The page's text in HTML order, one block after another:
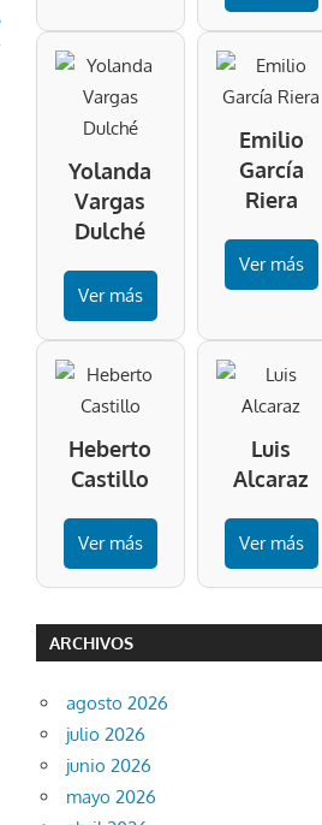
Yolanda
Vargas
Dulché
Ver más
Emilio
García
Riera
Ver más
Heberto
Castillo
Ver más
Luis
Alcaraz
Ver más
ARCHIVOS
agosto 2026
julio 2026
junio 2026
mayo 2026